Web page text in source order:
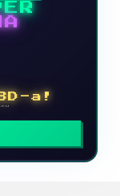
a!